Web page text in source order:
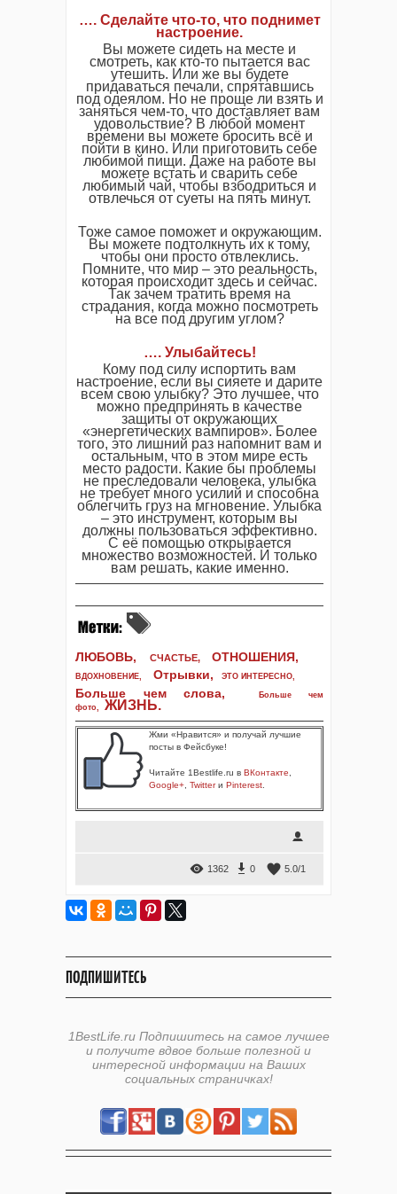
…. Сделайте что-то, что поднимет
настроение.
Вы можете сидеть на месте и
смотреть, как кто-то пытается вас
утешить. Или же вы будете
придаваться печали, спрятавшись
под одеялом. Но не проще ли взять и
заняться чем-то, что доставляет вам
удовольствие? В любой момент
времени вы можете бросить всё и
пойти в кино. Или приготовить себе
любимой пищи. Даже на работе вы
можете встать и сварить себе
любимый чай, чтобы взбодриться и
отвлечься от суеты на пять минут.
Тоже самое поможет и окружающим.
Вы можете подтолкнуть их к тому,
чтобы они просто отвлеклись.
Помните, что мир – это реальность,
которая происходит здесь и сейчас.
Так зачем тратить время на
страдания, когда можно посмотреть
на все под другим углом?
…. Улыбайтесь!
Кому под силу испортить вам
настроение, если вы сияете и дарите
всем свою улыбку? Это лучшее, что
можно предпринять в качестве
защиты от окружающих
«энергетических вампиров». Более
того, это лишний раз напомнит вам и
остальным, что в этом мире есть
место радости. Какие бы проблемы
не преследовали человека, улыбка
не требует много усилий и способна
облегчить груз на мгновение. Улыбка
– это инструмент, которым вы
должны пользоваться эффективно.
С её помощью открывается
множество возможностей. И только
вам решать, какие именно.
ЛЮБОВЬ, СЧАСТЬЕ, ОТНОШЕНИЯ,
ВДОХНОВЕНИЕ, Отрывки, ЭТО ИНТЕРЕСНО,
Больше чем слова,
Больше чем
фото, ЖИЗНЬ.
Жми «Нравится» и получай лучшие
посты в Фейсбуке!
Читайте 1Bestlife.ru в ВКонтакте
Google+ Twitterи Pinterest
1362 0 5.0/1
ПОДПИШИТЕСЬ
1BestLife.ru Подпишитесь на самое лучшее
и получите вдвое больше полезной и
интересной информации на Ваших
социальных страничках!